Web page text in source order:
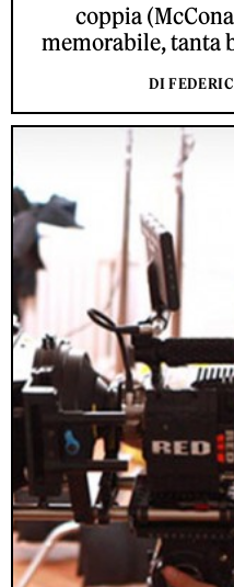
coppia
memorabile, tanta
DI